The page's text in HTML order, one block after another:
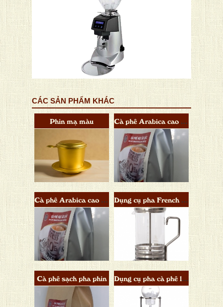
CÁC SẢN PHẨM KHÁC
Phin mạ màu Cà phê Arabica cao cấp
Cà phê Arabica cao cấp Dụng cụ pha French Press
Cà phê sạch pha phin Dụng cụ pha cà phê lạnh(Cold Brew)